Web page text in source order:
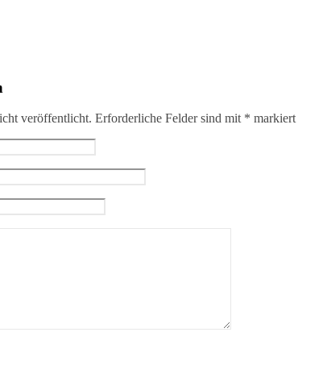
veröffentlicht. Erforderliche Felder sind mit * markiert